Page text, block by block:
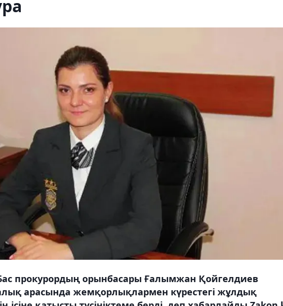
прокурордың орынбасары Ғалымжан Қойгелдиев
арасында жемқорлықлармен күрестегі жұлдық